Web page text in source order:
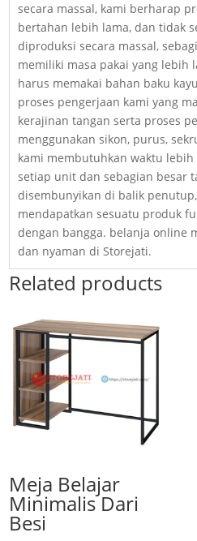
secara massal, kami berharap
bertahan lebih lama, dan tidak
diproduksi secara massal,
memiliki masa pakai yang lebih
harus memakai bahan baku
proses pengerjaan kami yang
kerajinan tangan serta proses
menggunakan sikon, purus,
kami membutuhkan waktu
setiap unit dan sebagian besar
disembunyikan di balik
mendapatkan sesuatu produk
dengan bangga. belanja online
dan nyaman di Storejati.
Related products
Meja Belajar
Minimalis Dari
Besi